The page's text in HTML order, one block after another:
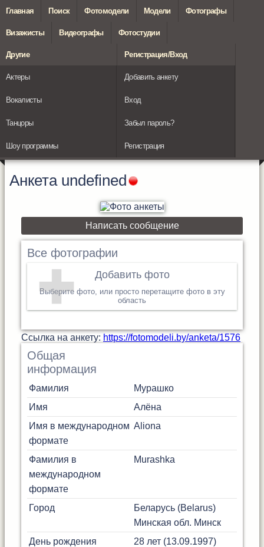
Главная Поиск Фотомодели Модели Фотографы
Визажисты Видеографы Фотостудии
Другие
Актеры
Вокалисты
Танцоры
Шоу программы
Регистрация/Вход
Добавить анкету
Вход
Забыл пароль?
Регистрация
Анкета undefined
Написать сообщение
Все фотографии
Добавить фото
Выберите фото, или просто перетащите фото в эту
область
Cсылка на анкету: https://fotomodeli.by/anketa/1576
Общая
информация
Фамилия
Мурашко
Имя
Алёна
Имя в международном
формате
Aliona
Фамилия в
международном
формате
Murashka
Город
Беларусь (Belarus)
Минская обл. Минск
День рождения
28 лет (13.09.1997)